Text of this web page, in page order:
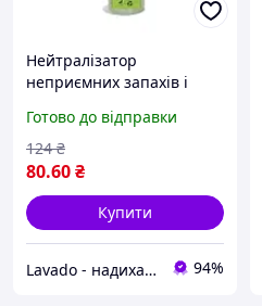
Нейтралізатор
неприємних запахів і
ароматом яблука
Готово до відправки
80.60₴
124 ₴
Купити
Lavado - надихаємось вашою довірою 94%